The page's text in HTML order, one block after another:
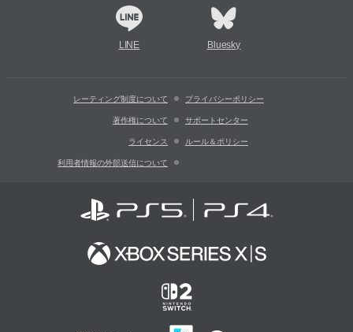
LINE Bluesky
レーティング制度について プライバシーポリシー
著作権について サポートセンター
ライセンス ルール＆ポリシー
利用者情報の外部送信について